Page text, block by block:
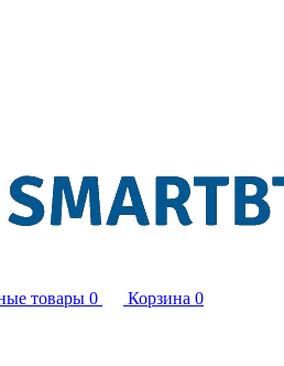
товары 0 Корзина 0